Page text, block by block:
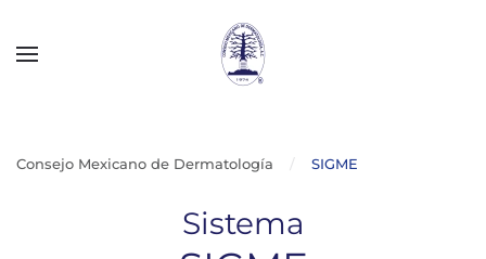
Consejo Mexicano de Dermatología SIGME
Sistema